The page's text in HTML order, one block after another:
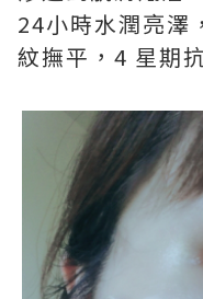
24小時水潤亮澤
紋撫平，4 星期